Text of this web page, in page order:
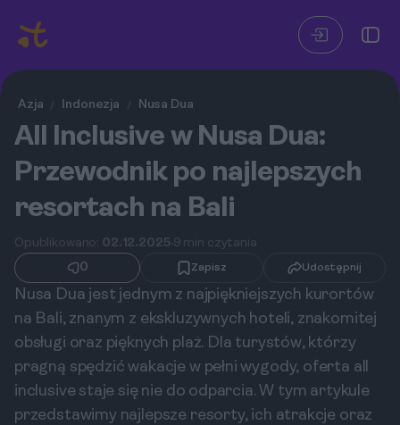
Azja / Indonezja / Nusa Dua
All Inclusive w Nusa Dua:
Przewodnik po najlepszych
resortach na Bali
Opublikowano: 02.12.2025 9 min czytania
0
Zapisz Udostępnij
Nusa Dua jest jednym z najpiękniejszych kurortów
na Bali, znanym z ekskluzywnych hoteli, znakomitej
obsługi oraz pięknych plaż. Dla turystów, którzy
pragną spędzić wakacje w pełni wygody, oferta all
inclusive staje się nie do odparcia. W tym artykule
przedstawimy najlepsze resorty, ich atrakcje oraz